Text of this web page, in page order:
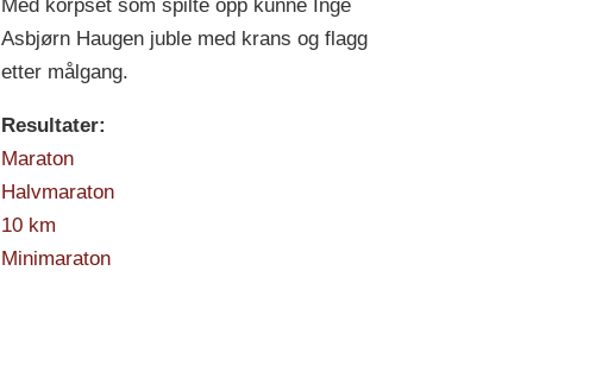
Med korpset som spilte opp kunne Inge
Asbjørn Haugen juble med krans og flagg
etter målgang.
Resultater:
Maraton
Halvmaraton
10 km
Minimaraton